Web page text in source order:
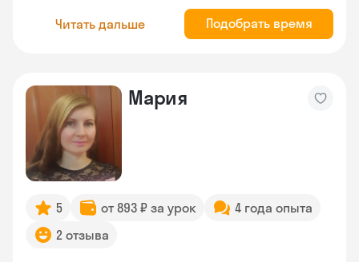
Читать дальше Подобрать время
Мария
5 от 893 ₽ за урок
4 года опыта
2 отзыва